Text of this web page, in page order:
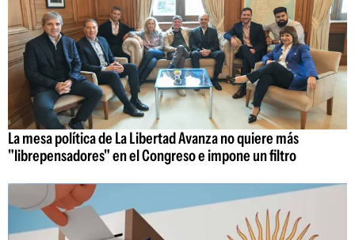
La mesa política de La Libertad Avanza no quiere más
"librepensadores" en el Congreso e impone un filtro